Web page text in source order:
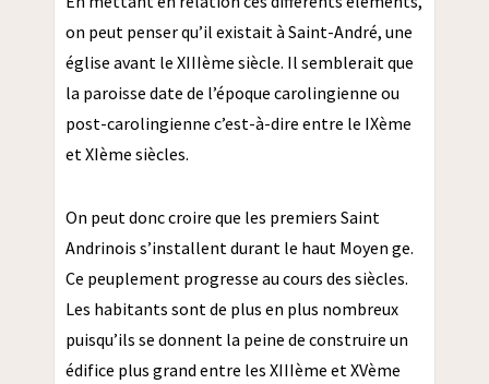
on peut penser qu’il existait à Saint-André, une
église avant le XIIIème siècle. Il semblerait que
la paroisse date de l’époque carolingienne ou
post-carolingienne c’est-à-dire entre le IXème
et XIème siècles.
On peut donc croire que les premiers Saint
Andrinois s’installent durant le haut Moyen ge.
Ce peuplement progresse au cours des siècles.
Les habitants sont de plus en plus nombreux
puisqu’ils se donnent la peine de construire un
édifice plus grand entre les XIIIème et XVème